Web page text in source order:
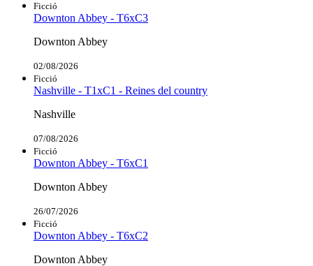
Ficció
Downton Abbey - T6xC3
Downton Abbey
02/08/2026
Ficció
Nashville - T1xC1 - Reines del country
Nashville
07/08/2026
Ficció
Downton Abbey - T6xC1
Downton Abbey
26/07/2026
Ficció
Downton Abbey - T6xC2
Downton Abbey